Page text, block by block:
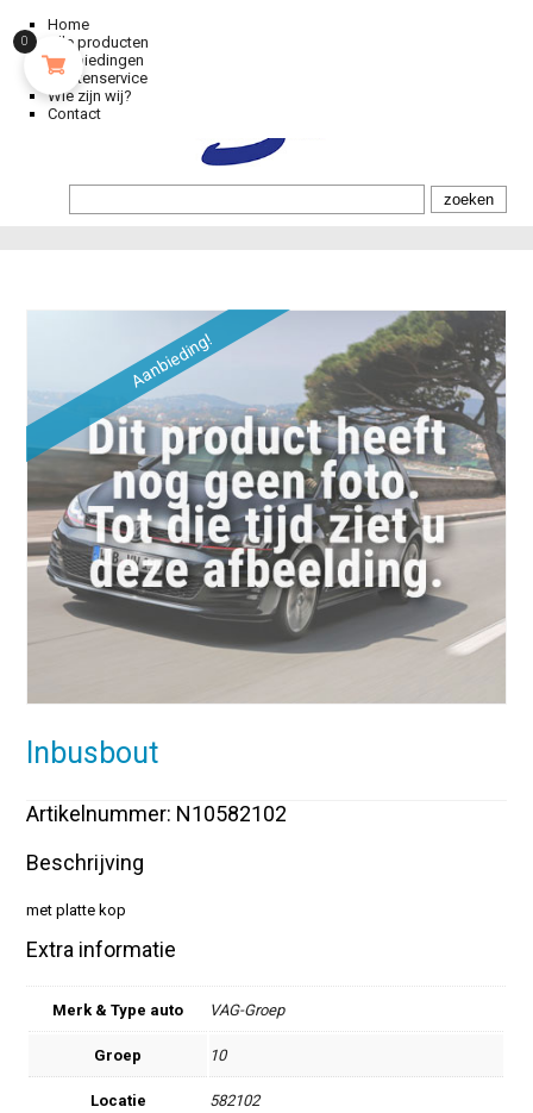
Home
Alle producten
Aanbiedingen
Klantenservice
Wie zijn wij?
Contact
Aanbieding!
Inbusbout
Artikelnummer: N10582102
Beschrijving
met platte kop
Extra informatie
Merk & Type auto VAG-Groep
Groep 10
Locatie 582102
0